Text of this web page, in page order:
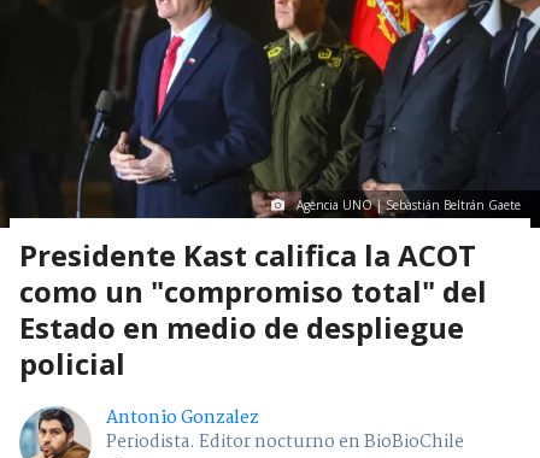
Agencia UNO | Sebastián Beltrán Gaete
Presidente Kast califica la ACOT
como un "compromiso total" del
Estado en medio de despliegue
policial
Antonio Gonzalez
Periodista. Editor nocturno en BioBioChile